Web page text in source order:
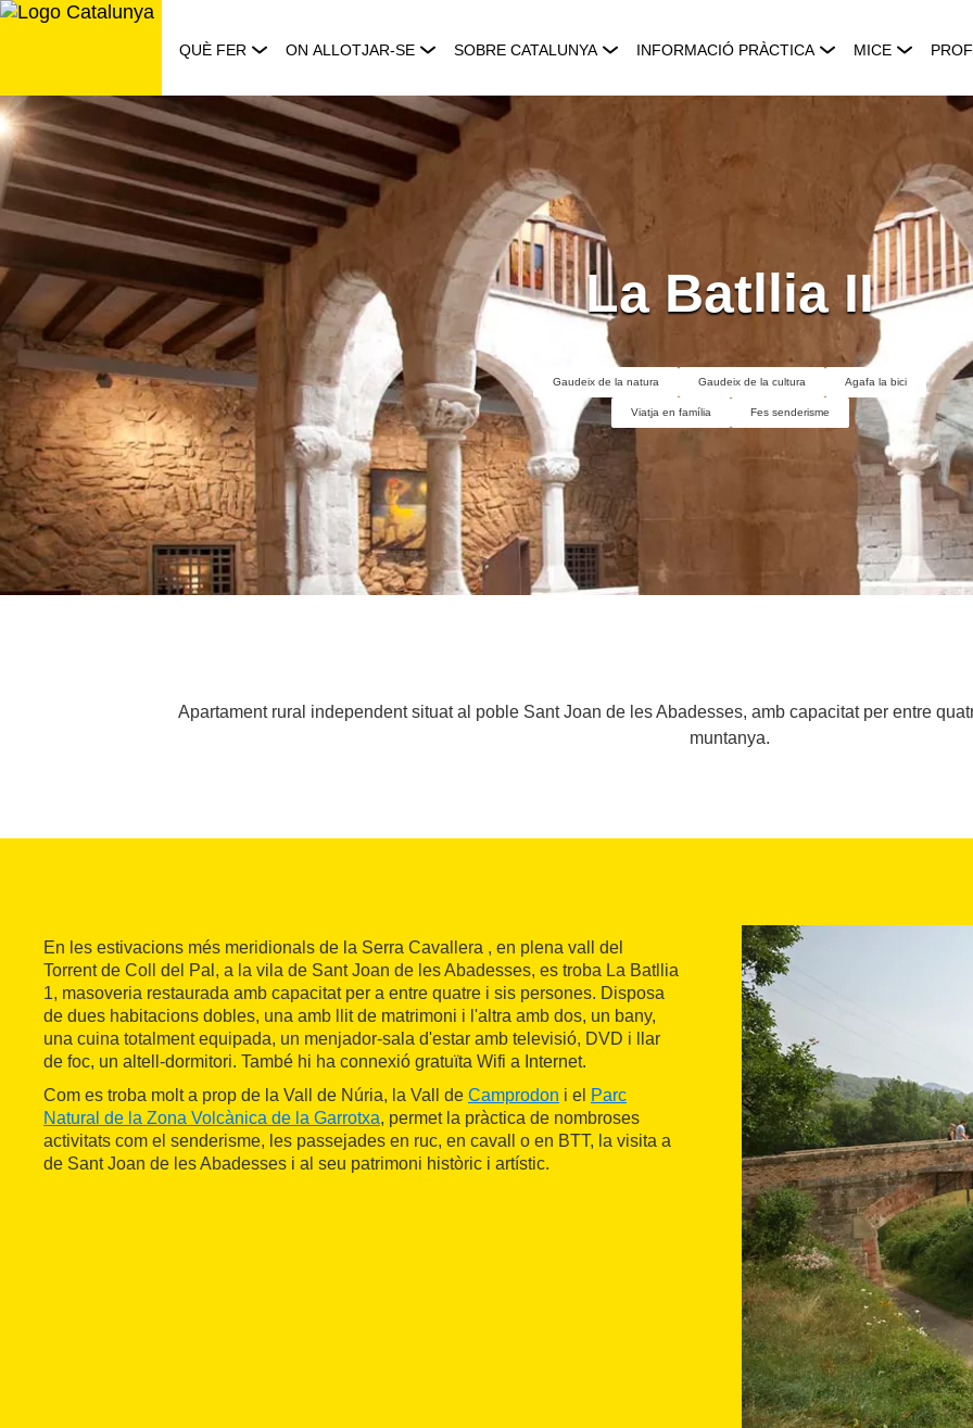
Saltar
QUÈ FER ON ALLOTJAR-SE SOBRE CATALUNYA INFORMACIÓ PRÀCTICA MICE
La Batllia II
Gaudeix de la natura Gaudeix de la cultura Agafa la bici
Viatja en família Fes senderisme
Apartament rural independent situat al poble Sant Joan de les Abadesses, amb capacitat per entre
muntanya.
En les estivacions més meridionals de la Serra Cavallera , en plena vall del
Torrent de Coll del Pal, a la vila de Sant Joan de les Abadesses, es troba La Batllia
1, masoveria restaurada amb capacitat per a entre quatre i sis persones. Disposa
de dues habitacions dobles, una amb llit de matrimoni i l'altra amb dos, un bany,
una cuina totalment equipada, un menjador-sala d'estar amb televisió, DVD i llar
de foc, un altell-dormitori. També hi ha connexió gratuïta Wifi a Internet.
Com es troba molt a prop de la Vall de Núria, la Vall de Camprodon i el Parc
Natural de la Zona Volcànica de la Garrotxa, permet la pràctica de nombroses
activitats com el senderisme, les passejades en ruc, en cavall o en BTT, la visita a
de Sant Joan de les Abadesses i al seu patrimoni històric i artístic.